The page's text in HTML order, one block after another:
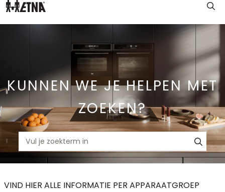
Skip
KUNNEN WE JE HELPEN MET
ZOEKEN?
VIND HIER ALLE INFORMATIE PER APPARAATGROEP